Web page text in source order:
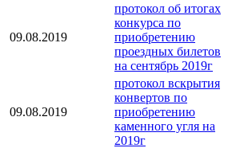
09.08.2019
протокол об итогах
конкурса по
приобретению
проездных билетов
на сентябрь 2019г
09.08.2019
протокол вскрытия
конвертов по
приобретению
каменного угля на
2019г